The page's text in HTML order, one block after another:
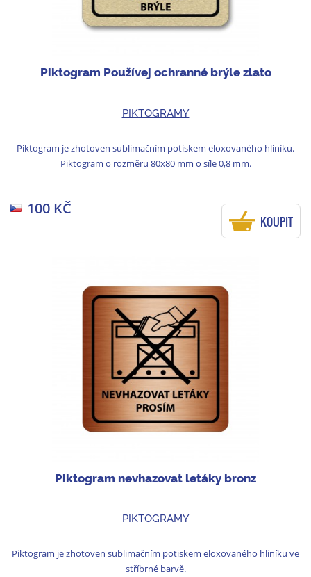
Piktogram Používej ochranné brýle zlato
PIKTOGRAMY
Piktogram je zhotoven sublimačním potiskem eloxovaného hliníku.
Piktogram o rozměru 80x80 mm o síle 0,8 mm.
100 KČ
KOUPIT
Piktogram nevhazovat letáky bronz
PIKTOGRAMY
Piktogram je zhotoven sublimačním potiskem eloxovaného hliníku ve
stříbrné barvě.